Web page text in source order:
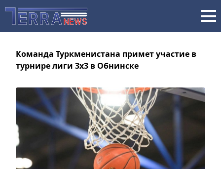
Команда Туркменистана примет участие в
турнире лиги 3х3 в Обнинске